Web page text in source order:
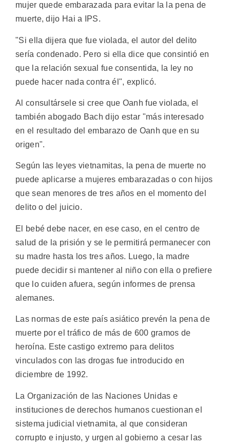
mujer quede embarazada para evitar la la pena de
muerte, dijo Hai a IPS.
"Si ella dijera que fue violada, el autor del delito
sería condenado. Pero si ella dice que consintió en
que la relación sexual fue consentida, la ley no
puede hacer nada contra él", explicó.
Al consultársele si cree que Oanh fue violada, el
también abogado Bach dijo estar "más interesado
en el resultado del embarazo de Oanh que en su
origen".
Según las leyes vietnamitas, la pena de muerte no
puede aplicarse a mujeres embarazadas o con hijos
que sean menores de tres años en el momento del
delito o del juicio.
El bebé debe nacer, en ese caso, en el centro de
salud de la prisión y se le permitirá permanecer con
su madre hasta los tres años. Luego, la madre
puede decidir si mantener al niño con ella o prefiere
que lo cuiden afuera, según informes de prensa
alemanes.
Las normas de este país asiático prevén la pena de
muerte por el tráfico de más de 600 gramos de
heroína. Este castigo extremo para delitos
vinculados con las drogas fue introducido en
diciembre de 1992.
La Organización de las Naciones Unidas e
instituciones de derechos humanos cuestionan el
sistema judicial vietnamita, al que consideran
corrupto e injusto, y urgen al gobierno a cesar las